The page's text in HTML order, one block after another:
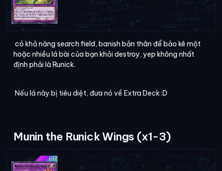
có khả năng search field, banish bản thân để bảo kê một
hoặc nhiều lá bài của bạn khỏi destroy, yep không nhất
định phải là Runick.
Nếu lá này bị tiêu diệt, đưa nó về Extra Deck :D
Munin the Runick Wings (x1-3)